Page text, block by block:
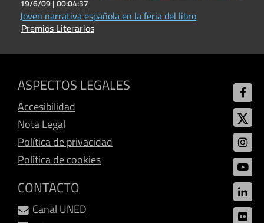
19/6/09 |00:04:37
Joven narrativa española en la feria del libro
Premios Literarios
ASPECTOS LEGALES
Accesibilidad
Nota Legal
Política de privacidad
Política de cookies
CONTACTO
Canal UNED